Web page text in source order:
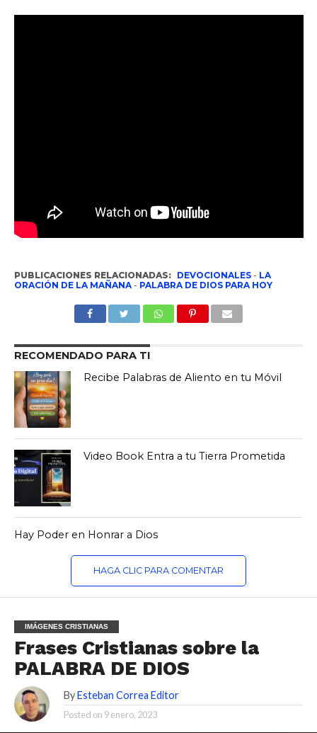
PUBLICACIONES RELACIONADAS: DEVOCIONALES- LA
ORACIÓN DE LA MAÑANA- PALABRA DE DIOS PARA HOY
RECOMENDADO PARA TI
Recibe Palabras de Aliento en tu Móvil
Video Book Entra a tu Tierra Prometida
Hay Poder en Honrar a Dios
HAGA CLIC PARA COMENTAR
IMÁGENES CRISTIANAS
Frases Cristianas sobre la
PALABRA DE DIOS
By Esteban Correa Editor
Posted on 9 enero, 2023